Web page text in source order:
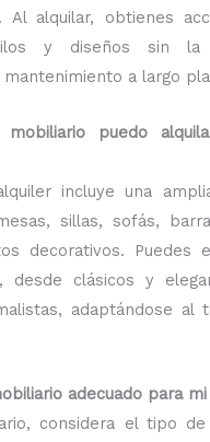
Al alquilar, obtienes
y diseños sin la
a largo
puedo
incluye una
sillas, sofás,
decorativos. Puedes
desde clásicos y
adaptándose al
adecuado para
considera el tipo